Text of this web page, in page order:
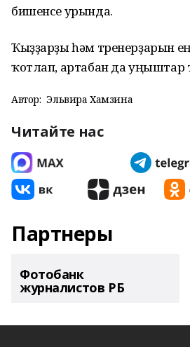
бишенсе урында.
Ҡыҙҙарҙы һәм тренерҙарын
ҡотлап, артабан да уңыштар
Автор: Эльвира Хамзина
Читайте нас
Партнеры
Фотобанк
журналистов РБ